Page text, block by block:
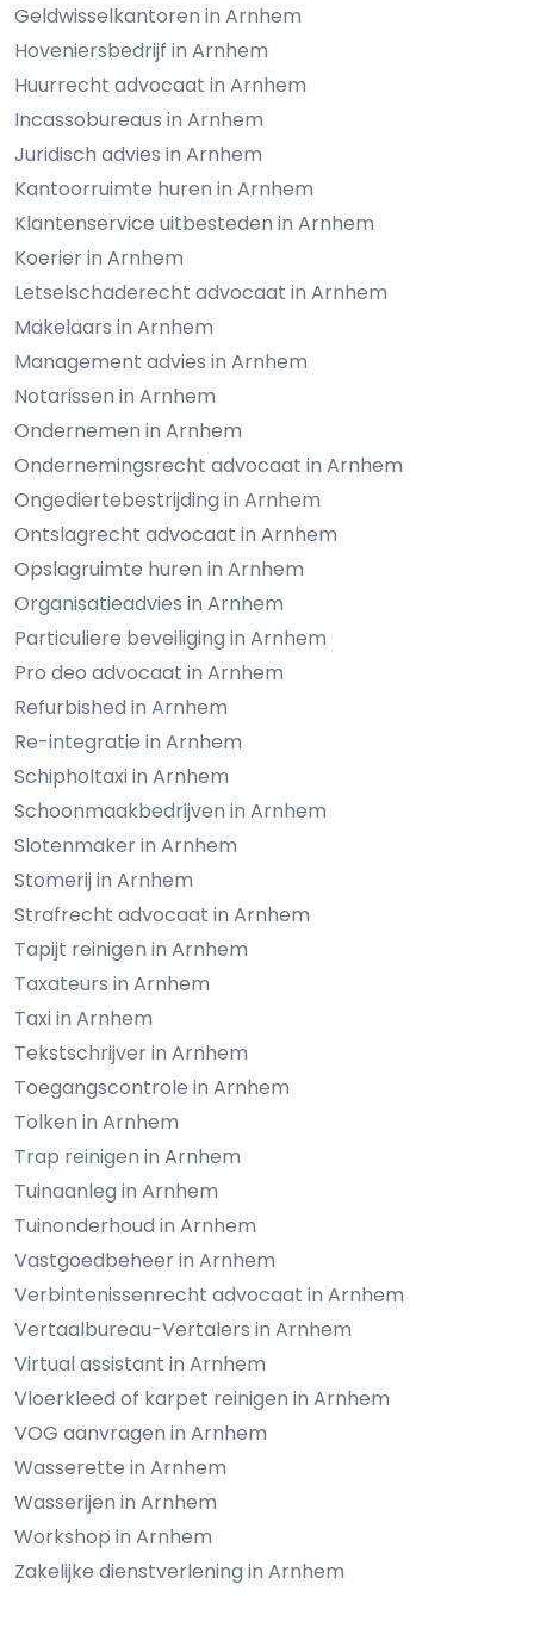
Geldwisselkantoren in Arnhem
Hoveniersbedrijf in Arnhem
Huurrecht advocaat in Arnhem
Incassobureaus in Arnhem
Juridisch advies in Arnhem
Kantoorruimte huren in Arnhem
Klantenservice uitbesteden in Arnhem
Koerier in Arnhem
Letselschaderecht advocaat in Arnhem
Makelaars in Arnhem
Management advies in Arnhem
Notarissen in Arnhem
Ondernemen in Arnhem
Ondernemingsrecht advocaat in Arnhem
Ongediertebestrijding in Arnhem
Ontslagrecht advocaat in Arnhem
Opslagruimte huren in Arnhem
Organisatieadvies in Arnhem
Particuliere beveiliging in Arnhem
Pro deo advocaat in Arnhem
Refurbished in Arnhem
Re-integratie in Arnhem
Schipholtaxi in Arnhem
Schoonmaakbedrijven in Arnhem
Slotenmaker in Arnhem
Stomerij in Arnhem
Strafrecht advocaat in Arnhem
Tapijt reinigen in Arnhem
Taxateurs in Arnhem
Taxi in Arnhem
Tekstschrijver in Arnhem
Toegangscontrole in Arnhem
Tolken in Arnhem
Trap reinigen in Arnhem
Tuinaanleg in Arnhem
Tuinonderhoud in Arnhem
Vastgoedbeheer in Arnhem
Verbintenissenrecht advocaat in Arnhem
Vertaalbureau-Vertalers in Arnhem
Virtual assistant in Arnhem
Vloerkleed of karpet reinigen in Arnhem
VOG aanvragen in Arnhem
Wasserette in Arnhem
Wasserijen in Arnhem
Workshop in Arnhem
Zakelijke dienstverlening in Arnhem